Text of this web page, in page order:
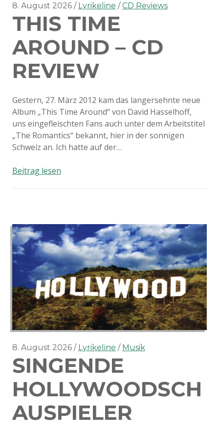
8. August 2026 Lyrikeline CD Reviews
THIS TIME
AROUND – CD
REVIEW
Gestern, 27. März 2012 kam das langersehnte neue
Album „This Time Around“ von David Hasselhoff,
uns eingefleischten Fans auch unter dem Arbeitstitel
„The Romantics“ bekannt, hier in der sonnigen
Schweiz an. Ich hatte auf der…
Beitrag lesenThis
Review
8. August 2026 Lyrikeline Musik
SINGENDE
HOLLYWOODSCH
AUSPIELER